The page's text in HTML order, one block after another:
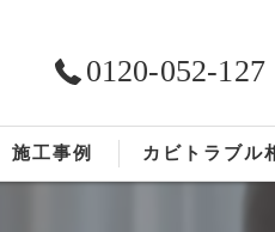
0120-052-127
施工事例 カビトラブル